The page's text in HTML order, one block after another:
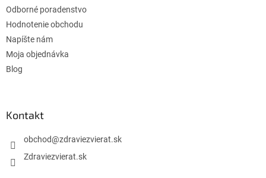
Odborné poradenstvo
Hodnotenie obchodu
Napíšte nám
Moja objednávka
Blog
Kontakt
obchod@zdraviezvierat.sk
Zdraviezvierat.sk